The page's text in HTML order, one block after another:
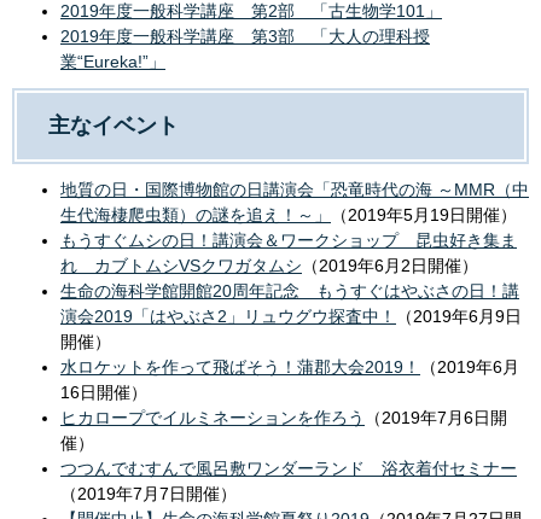
2019年度一般科学講座 第2部 「古生物学101」
2019年度一般科学講座 第3部 「大人の理科授
業“Eureka!”」
主なイベント
地質の日・国際博物館の日講演会「恐竜時代の海 ～MMR（中
生代海棲爬虫類）の謎を追え！～」
（2019年5月19日開催）
もうすぐムシの日！講演会＆ワークショップ 昆虫好き集ま
れ カブトムシVSクワガタムシ （2019年6月2日開催）
生命の海科学館開館20周年記念 もうすぐはやぶさの日！講
演会2019「はやぶさ2」リュウグウ探査中！
（2019年6月9日
開催）
水ロケットを作って飛ばそう！蒲郡大会2019！
（2019年6月
16日開催）
ヒカロープでイルミネーションを作ろう
（2019年7月6日開
催）
つつんでむすんで風呂敷ワンダーランド 浴衣着付セミナー
（2019年7月7日開催）